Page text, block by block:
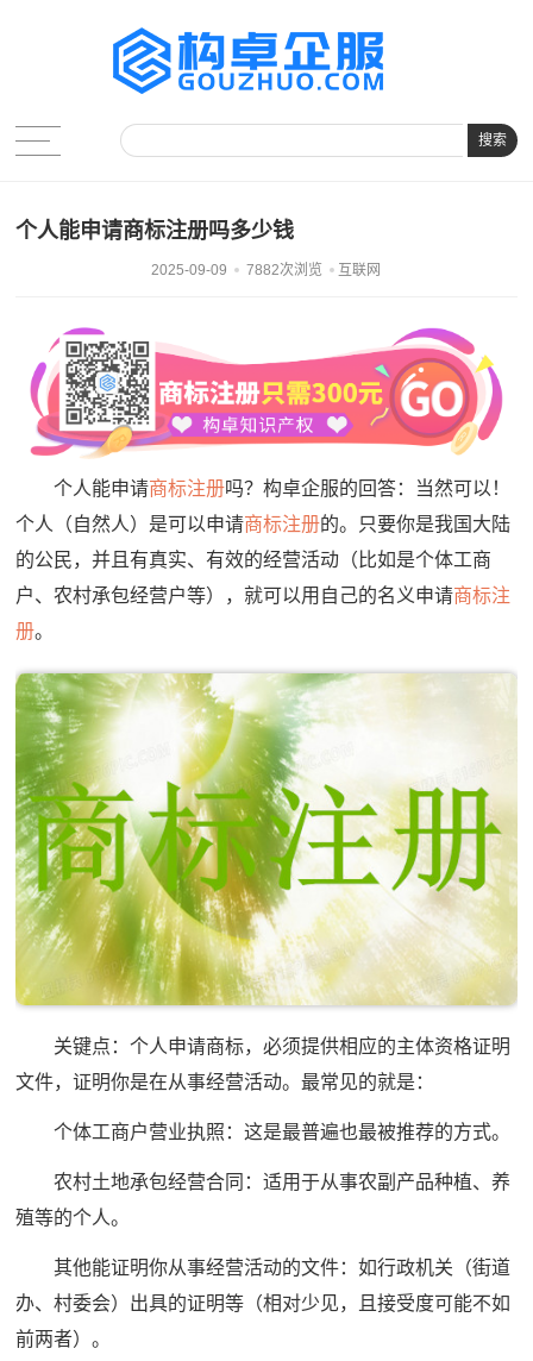
搜索
个人能申请商标注册吗多少钱
2025-09-09 7882次浏览 互联网
个人能申请商标注册吗？构卓企服的回答：当然可以！
个人（自然人）是可以申请商标注册的。只要你是我国大陆
的公民，并且有真实、有效的经营活动（比如是个体工商
户、农村承包经营户等），就可以用自己的名义申请商标注
册。
关键点：个人申请商标，必须提供相应的主体资格证明
文件，证明你是在从事经营活动。最常见的就是：
个体工商户营业执照：这是最普遍也最被推荐的方式。
农村土地承包经营合同：适用于从事农副产品种植、养
殖等的个人。
其他能证明你从事经营活动的文件：如行政机关（街道
办、村委会）出具的证明等（相对少见，且接受度可能不如
前两者）。